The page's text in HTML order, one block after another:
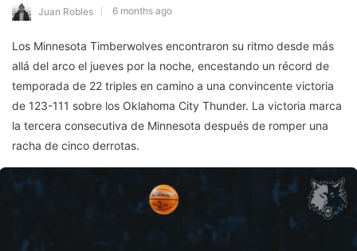
Juan Robles 6 months ago
Los Minnesota Timberwolves encontraron su ritmo desde más
allá del arco el jueves por la noche, encestando un récord de
temporada de 22 triples en camino a una convincente victoria
de 123-111 sobre los Oklahoma City Thunder. La victoria marca
la tercera consecutiva de Minnesota después de romper una
racha de cinco derrotas.